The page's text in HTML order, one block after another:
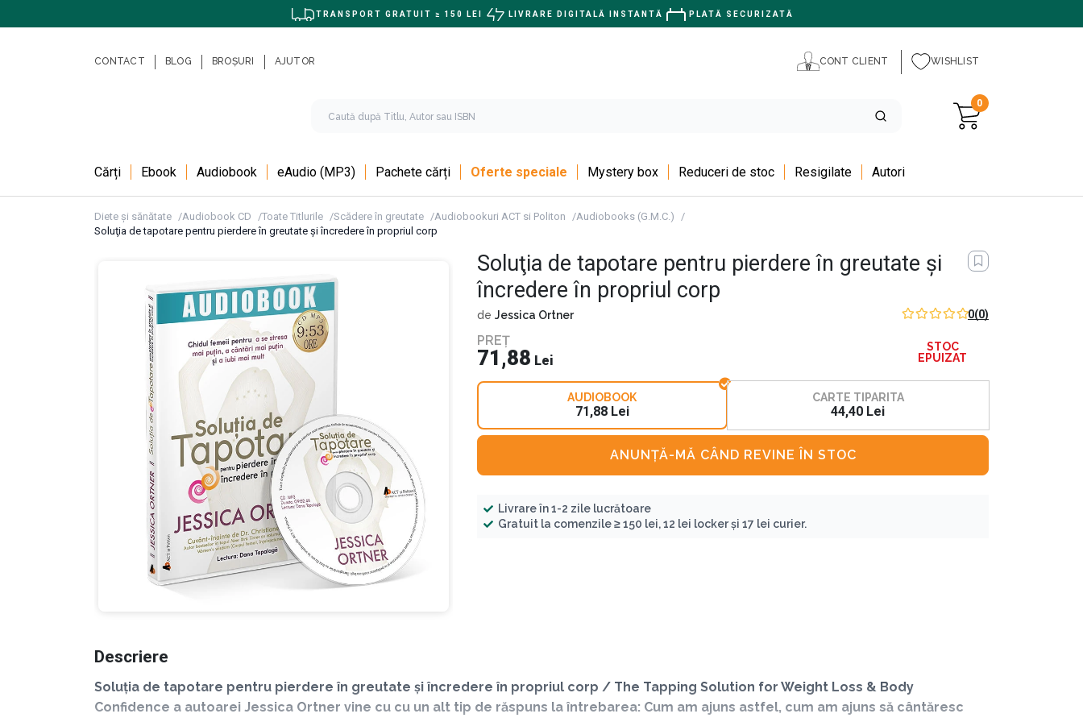
TRANSPORT GRATUIT ≥ 150 LEI LIVRARE DIGITALĂ INSTANTĂ PLATĂ SECURIZATĂ
CONTACT BLOG BROȘURI AJUTOR CONT CLIENT WISHLIST
0
Cărți Ebook Audiobook eAudio (MP3) Pachete cărți Oferte speciale Mystery box Reduceri de stoc Resigilate Autori
Diete și sănătate Audiobook CD Toate Titlurile Scădere în greutate Audiobookuri ACT si Politon
Audiobooks (G.M.C.)
Soluţia de tapotare pentru pierdere în greutate şi încredere în propriul corp
Soluţia de tapotare pentru pierdere în greutate şi
încredere în propriul corp
de Jessica Ortner 0(0)
PREȚ
71,88 Lei
STOC
EPUIZAT
AUDIOBOOK
71,88 Lei
CARTE TIPARITA
44,40 Lei
ANUNȚĂ-MĂ CÂND REVINE ÎN STOC
Livrare în 1-2 zile lucrătoare
Gratuit la comenzile ≥ 150 lei, 12 lei locker și 17 lei curier.
Descriere
Soluția de tapotare pentru pierdere în greutate și încredere în propriul corp / The Tapping Solution for Weight Loss & Body
Confidence a autoarei Jessica Ortner vine cu cu un alt tip de răspuns la întrebarea: Cum am ajuns astfel, cum am ajuns să cântăresc